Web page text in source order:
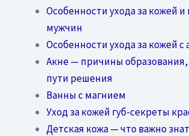
Особенности ухода за кожей
мужчин
Особенности ухода за кожей с
Акне — причины
пути решения
Ванны с магнием
Уход за кожей губ-секреты
Детская кожа — что важно